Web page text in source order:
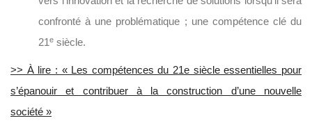
confronté à une problématique ; une compétence clé du
21e siècle.
>> À lire : « Les compétences du 21e siècle essentielles pour
s’épanouir et contribuer à la construction d’une nouvelle
société »